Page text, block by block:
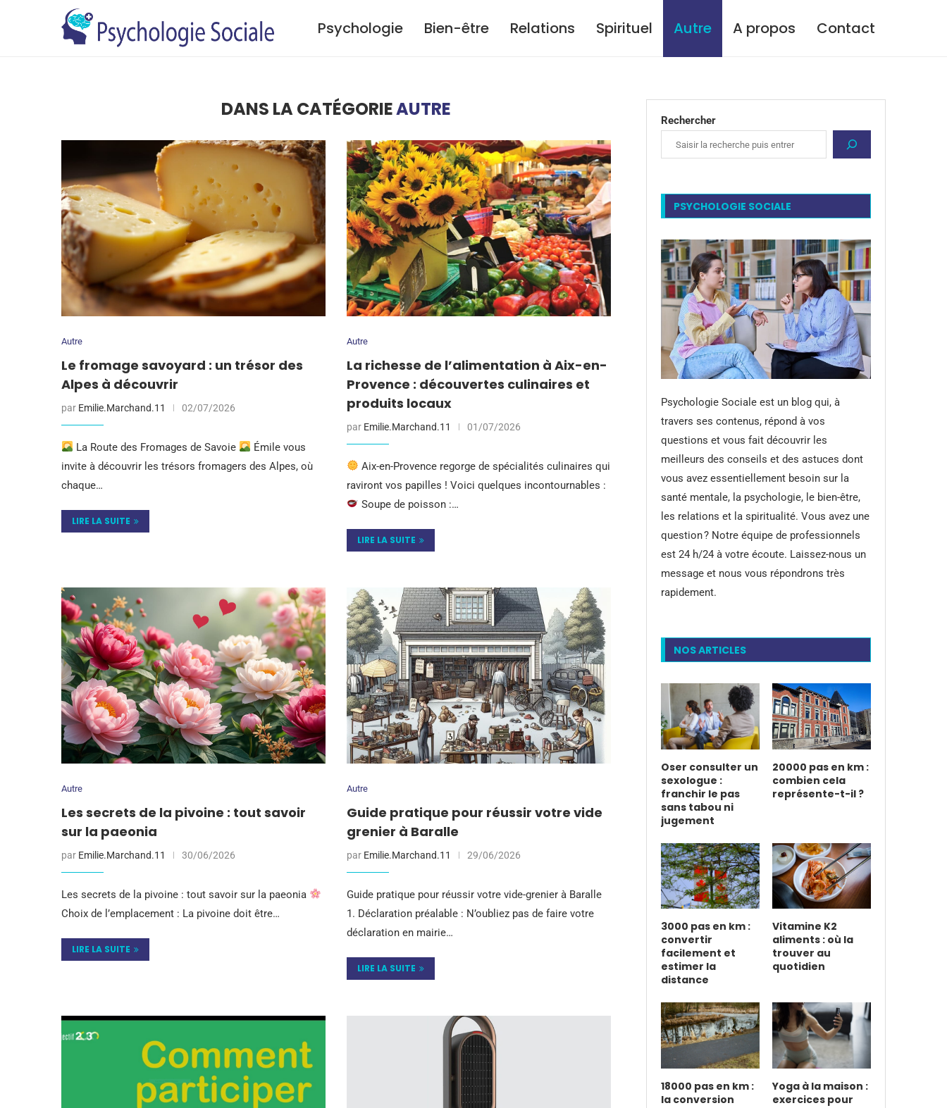
Psychologie Bien-être Relations Spirituel Autre A propos Contact
DANS LA CATÉGORIEAUTRE
Autre
Le fromage savoyard : un trésor des
Alpes à découvrir
par Emilie.Marchand.11 02/07/2026
La Route des Fromages de Savoie
Émile vous
invite à découvrir les trésors fromagers des Alpes, où
chaque…
LIRE LA SUITE
Autre
La richesse de l’alimentation à Aix-en-
Provence : découvertes culinaires et
produits locaux
par Emilie.Marchand.11 01/07/2026
Aix-en-Provence regorge de spécialités culinaires qui
raviront vos papilles ! Voici quelques incontournables :
Soupe de poisson :…
LIRE LA SUITE
Autre
Les secrets de la pivoine : tout savoir
sur la paeonia
par Emilie.Marchand.11 30/06/2026
Les secrets de la pivoine : tout savoir sur la paeonia
Choix de l’emplacement : La pivoine doit être…
LIRE LA SUITE
Autre
Guide pratique pour réussir votre vide
grenier à Baralle
par Emilie.Marchand.11 29/06/2026
Guide pratique pour réussir votre vide-grenier à Baralle
1. Déclaration préalable : N’oubliez pas de faire votre
déclaration en mairie…
LIRE LA SUITE
Rechercher
PSYCHOLOGIE SOCIALE
Psychologie Sociale est un blog qui, à
travers ses contenus, répond à vos
questions et vous fait découvrir les
meilleurs des conseils et des astuces dont
vous avez essentiellement besoin sur la
santé mentale, la psychologie, le bien-être,
les relations et la spiritualité. Vous avez une
question ? Notre équipe de professionnels
est 24 h/24 à votre écoute. Laissez-nous un
message et nous vous répondrons très
rapidement.
NOS ARTICLES
Oser consulter un
sexologue :
franchir le pas
sans tabou ni
jugement
20000 pas en km :
combien cela
représente-t-il ?
3000 pas en km :
convertir
facilement et
estimer la
distance
Vitamine K2
aliments : où la
trouver au
quotidien
18000 pas en km :
la conversion
Yoga à la maison :
exercices pour